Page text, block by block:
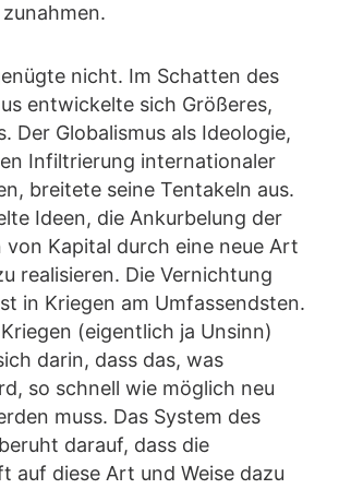
nicht. Im Schatten des
entwickelte sich Größeres,
Der Globalismus als Ideologie,
Infiltrierung internationaler
breitete seine Tentakeln aus.
Ideen, die Ankurbelung der
von Kapital durch eine neue Art
realisieren. Die Vernichtung
in Kriegen am Umfassendsten.
(eigentlich ja Unsinn)
darin, dass das, was
so schnell wie möglich neu
muss. Das System des
darauf, dass die
auf diese Art und Weise dazu